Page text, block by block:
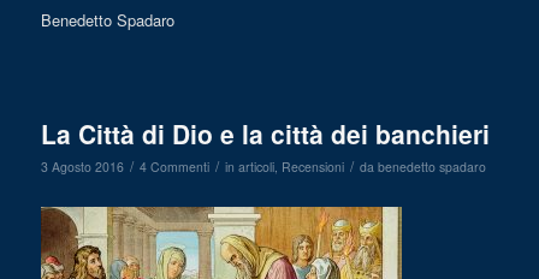
Benedetto Spadaro
La Città di Dio e la città dei banchieri
3 Agosto 2016 / 4 Commenti / in articoli, Recensioni / da benedetto spadaro